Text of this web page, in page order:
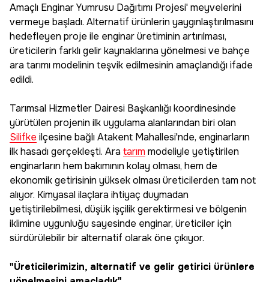
Amaçlı Enginar Yumrusu Dağıtımı Projesi' meyvelerini
vermeye başladı. Alternatif ürünlerin yaygınlaştırılmasını
hedefleyen proje ile enginar üretiminin artırılması,
üreticilerin farklı gelir kaynaklarına yönelmesi ve bahçe
ara tarımı modelinin teşvik edilmesinin amaçlandığı ifade
edildi.
Tarımsal Hizmetler Dairesi Başkanlığı koordinesinde
yürütülen projenin ilk uygulama alanlarından biri olan
Silifke ilçesine bağlı Atakent Mahallesi'nde, enginarların
ilk hasadı gerçekleşti. Ara tarım modeliyle yetiştirilen
enginarların hem bakımının kolay olması, hem de
ekonomik getirisinin yüksek olması üreticilerden tam not
alıyor. Kimyasal ilaçlara ihtiyaç duymadan
yetiştirilebilmesi, düşük işçilik gerektirmesi ve bölgenin
iklimine uygunluğu sayesinde enginar, üreticiler için
sürdürülebilir bir alternatif olarak öne çıkıyor.
"Üreticilerimizin, alternatif ve gelir getirici ürünlere